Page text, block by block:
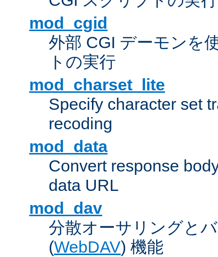
mod_cgid
外部 CGI デーモンを
トの実行
mod_charset_lite
Specify character set
recoding
mod_data
Convert response
data URL
mod_dav
分散オーサリングと
(WebDAV) 機能